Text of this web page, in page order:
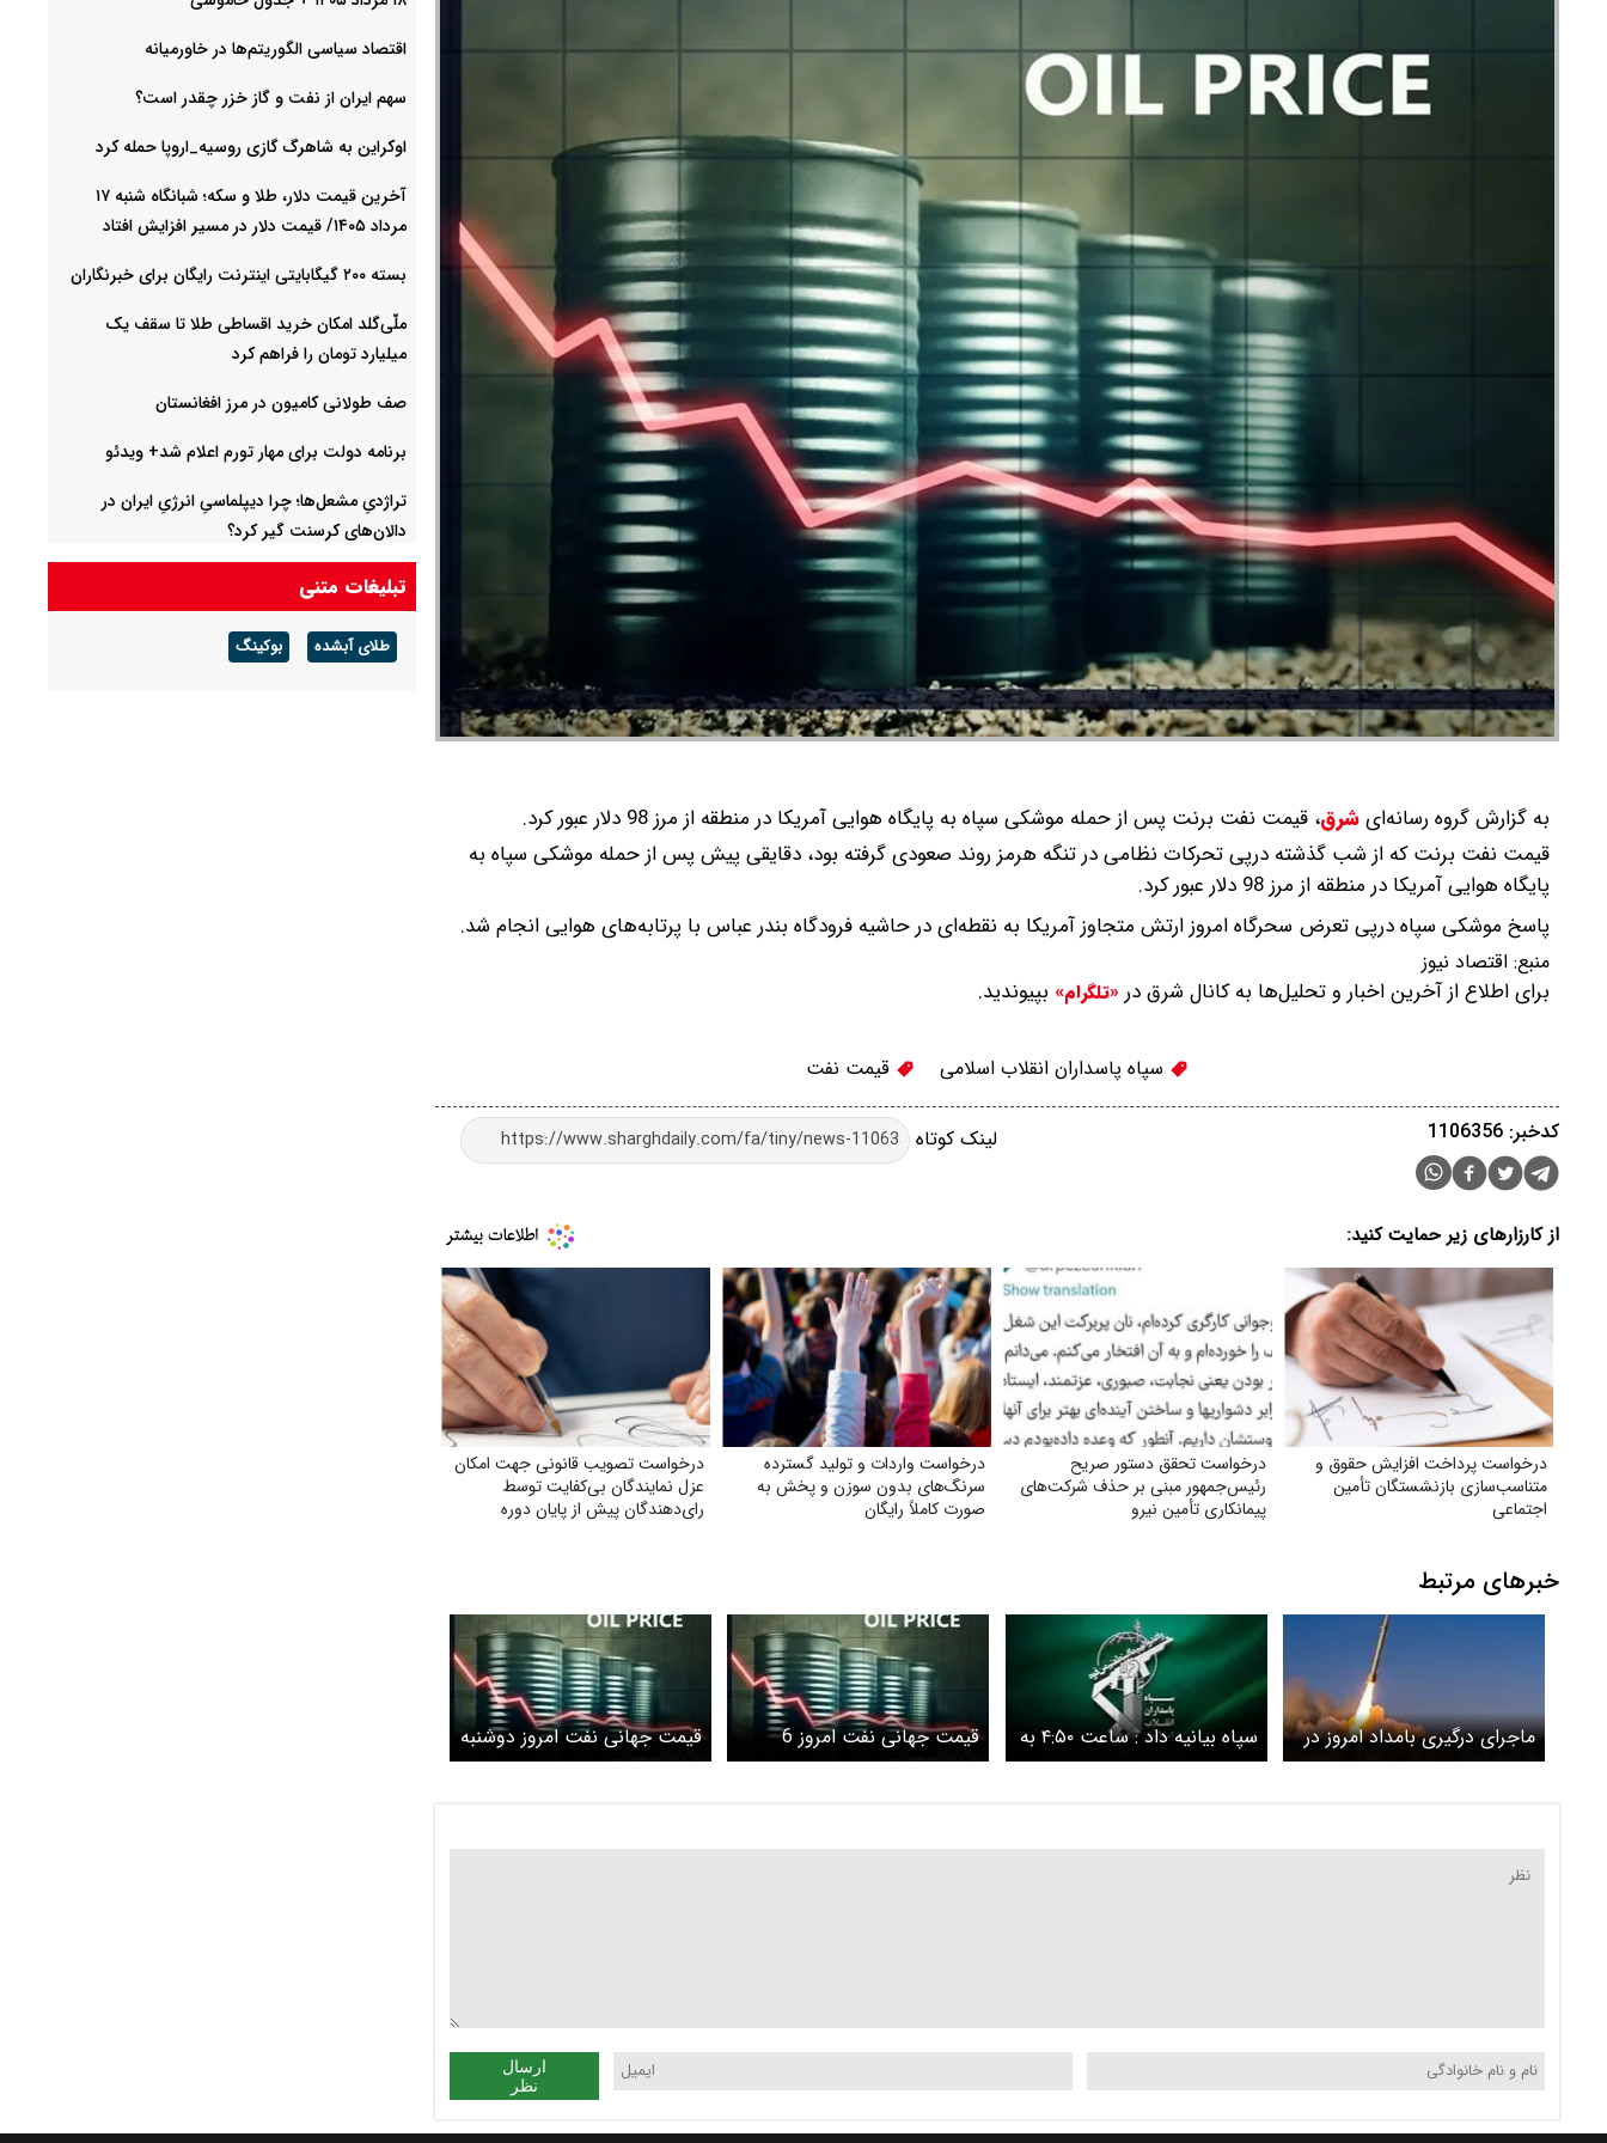
به گزارش گروه رسانه‌ایشرق، قیمت نفت برنت پس از حمله موشکی سپاه به پایگاه هوایی آمریکا در منطقه از مرز 98 دلار عبور کرد.
قیمت نفت برنت که از شب گذشته درپی تحرکات نظامی در تنگه هرمز روند صعودی گرفته بود، دقایقی پیش پس از حمله موشکی سپاه به
پایگاه هوایی آمریکا در منطقه از مرز 98 دلار عبور کرد.
پاسخ موشکی سپاه درپی تعرض سحرگاه امروز ارتش متجاوز آمریکا به نقطه‌ای در حاشیه فرودگاه بندر عباس با پرتابه‌های هوایی انجام شد.
منبع: اقتصاد نیوز
برای اطلاع از آخرین اخبار و تحلیل‌ها به کانال شرق در «تلگرام» بپیوندید.
سپاه پاسداران انقلاب اسلامی قیمت نفت
لینک کوتاه کدخبر: 1106356
از کارزارهای زیر حمایت کنید:
درخواست پرداخت افزایش حقوق و
متناسب‌سازی بازنشستگان تأمین
اجتماعی
درخواست تحقق دستور صریح
رئیس‌جمهور مبنی بر حذف شرکت‌های
پیمانکاری تأمین نیرو
درخواست واردات و تولید گسترده
سرنگ‌های بدون سوزن و پخش به
صورت کاملاً رایگان
درخواست تصویب قانونی جهت امکان
عزل نمایندگان بی‌کفایت توسط
رای‌دهندگان پیش از پایان دوره
خبرهای مرتبط
ماجرای درگیری بامداد امروز در
جنوب کشور چه بود؟
سپاه بیانیه داد : ساعت ۴:۵۰ به
پایگاه هوایی متجاوز حمله
قیمت جهانی نفت امروز 6
خرداد 1405/ قیمت جهانی
قیمت جهانی نفت امروز دوشنبه
4 خرداد 1405/ کاهش 4 دلاری
ارسال
نظر
اقتصاد سیاسی الگوریتم‌ها در خاورمیانه
سهم ایران از نفت و گاز خزر چقدر است؟
اوکراین به شاهرگ گازی روسیه_اروپا حمله کرد
آخرین قیمت دلار، طلا و سکه؛ شبانگاه شنبه ۱۷
مرداد ۱۴۰۵/ قیمت دلار در مسیر افزایش افتاد
بسته ۲۰۰ گیگابایتی اینترنت رایگان برای خبرنگاران
ملّی‌گلد امکان خرید اقساطی طلا تا سقف یک
میلیارد تومان را فراهم کرد
صف طولانی کامیون در مرز افغانستان
برنامه دولت برای مهار تورم اعلام شد+ ویدئو
تراژدیِ مشعل‌ها؛ چرا دیپلماسیِ انرژیِ ایران در
دالان‌های کرسنت گیر کرد؟
تبلیغات متنی
طلای آبشده بوکینگ